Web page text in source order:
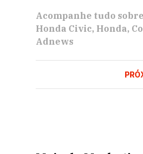
Acompanhe tudo
Honda Civic Honda
Adnews